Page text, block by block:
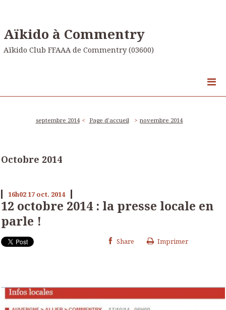
Aïkido à Commentry
Aïkido Club FFAAA de Commentry (03600)
septembre 2014 Page d'accueil novembre 2014
Octobre 2014
16h0217 oct. 2014
12 octobre 2014 : la presse locale en
parle !
Share Imprimer